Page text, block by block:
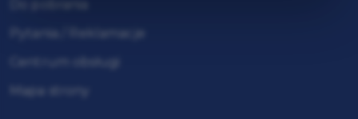
Pytania / Reklamacje
Centrum obsługi
Mapa strony